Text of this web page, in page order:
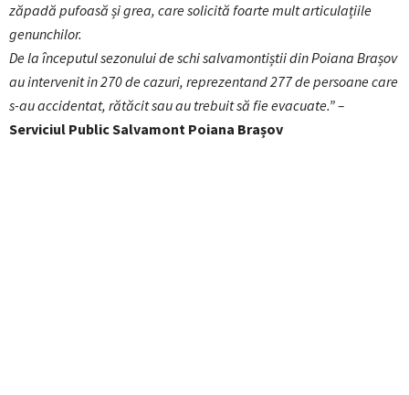
zăpadă pufoasă și grea, care solicită foarte mult articulațiile
genunchilor.
De la începutul sezonului de schi salvamontiștii din Poiana Brașov
au intervenit in 270 de cazuri, reprezentand 277 de persoane care
s-au accidentat, rătăcit sau au trebuit să fie evacuate.” –
Serviciul Public Salvamont Poiana Brașov